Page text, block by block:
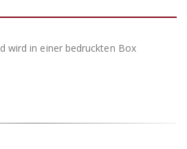
wird in einer bedruckten Box